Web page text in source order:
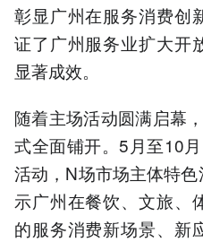
彰显广州在服务消费创
证了广州服务业扩大开
显著成效。
随着主场活动圆满启幕
式全面铺开。5月至10
活动，N场市场主体特
示广州在餐饮、文旅、
的服务消费新场景、新